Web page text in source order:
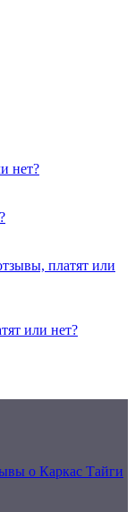
нет?
платят или
или нет?
о Каркас Тайги